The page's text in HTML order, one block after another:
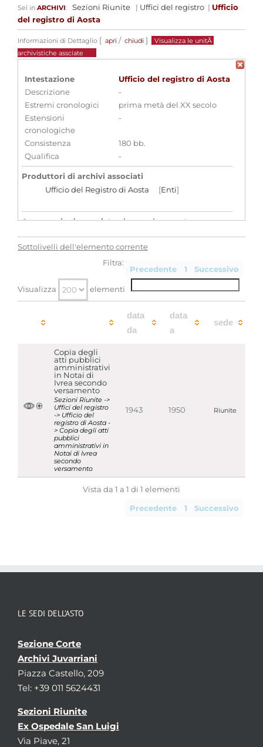
Sei in ARCHIVI: Sezioni Riunite | Uffici del registro | Ufficio
del registro di Aosta
Informazioni di Dettaglio [ apri / chiudi ]
Visualizza le unitÃ
archivistiche assciate
Intestazione
Ufficio del registro di Aosta
Descrizione
-
Estremi cronologici
prima metà del XX secolo
Estensioni
cronologiche
-
Consistenza
180 bb.
Qualifica
-
Produttori di archivi associati
Ufficio del Registro di Aosta [Enti]
Aggregazioni associate al record corrente
Tipo di archivio
Archivi di organi o uffici dello Stato - Uffici
del Registro
Parole chiave
Uffici di insinuazione e del
Localizzazioneassociata al record corrente
Visualizza tutte le unità archivistiche
Sottolivelli dell'elemento corrente
Precedente 1 Successivo
Visualizza elementi
Filtra:
data
da
data
a
sede
Copia degli
atti pubblici
amministrativi
in Notai di
Ivrea secondo
versamento
Sezioni Riunite ->
Uffici del registro
-> Ufficio del
registro di Aosta -
> Copia degli atti
pubblici
amministrativi in
Notai di Ivrea
secondo
versamento
1943 1950 Riunite
Vista da 1 a 1 di 1 elementi
Precedente 1 Successivo
LE SEDI DELL’ASTO
Sezione Corte
Archivi Juvarriani
Piazza Castello, 209
Tel: +39 011 5624431
Sezioni Riunite
Ex Ospedale San Luigi
Via Piave, 21